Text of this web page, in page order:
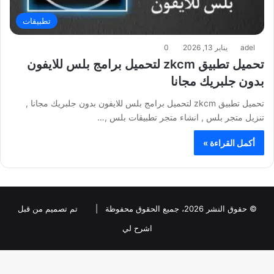
تطبيقات
adel يناير 13, 2026 0
تحميل تطبيق zkcm لتحميل برامج بلس للايفون
بدون جلبريك مجانا
تحميل تطبيق zkcm لتحميل برامج بلس للايفون بدون جلبريك مجانا ,
تنزيل متجر بلس , انشاء متجر تطبيقات بلس ,…
أكمل القراءة »
© حقوق النشر 2026، جميع الحقوق محفوظة |
تم تصميم من قبل
اشرح لي